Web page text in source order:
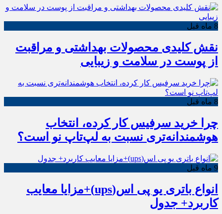
8 ماه قبل
نقش کلیدی محصولات بهداشتی و مراقبت
از پوست در سلامت و زیبایی
8 ماه قبل
چرا خرید سرفیس کار کرده، انتخاب
هوشمندانه‌تری نسبت به لپ‌تاپ نو است؟
9 ماه قبل
انواع باتری یو پی اس(ups)+مزایا معایب
کاربرد+ جدول